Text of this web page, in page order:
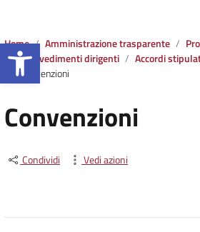
Apri la barra
Home Amministrazione trasparente
Provvedimenti dirigenti
Accordi stipulati
Convenzioni
Convenzioni
Condividi Vedi azioni